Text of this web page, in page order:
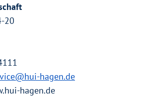
20
hagen.de
hagen.de